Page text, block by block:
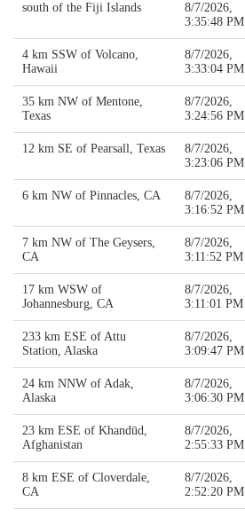
south of the Fiji Islands
8/7/2026,
3:35:48 PM
4 km SSW of Volcano,
Hawaii
8/7/2026,
3:33:04 PM
35 km NW of Mentone,
Texas
8/7/2026,
3:24:56 PM
12 km SE of Pearsall, Texas
8/7/2026,
3:23:06 PM
6 km NW of Pinnacles, CA
8/7/2026,
3:16:52 PM
7 km NW of The Geysers,
CA
8/7/2026,
3:11:52 PM
17 km WSW of
Johannesburg, CA
8/7/2026,
3:11:01 PM
233 km ESE of Attu
Station, Alaska
8/7/2026,
3:09:47 PM
24 km NNW of Adak,
Alaska
8/7/2026,
3:06:30 PM
23 km ESE of Khandūd,
Afghanistan
8/7/2026,
2:55:33 PM
8 km ESE of Cloverdale,
CA
8/7/2026,
2:52:20 PM